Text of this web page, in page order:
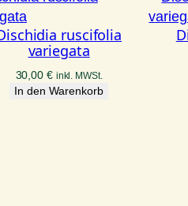
ruscifolia
variegata
30,00 € inkl. MWSt.
In den Warenkorb